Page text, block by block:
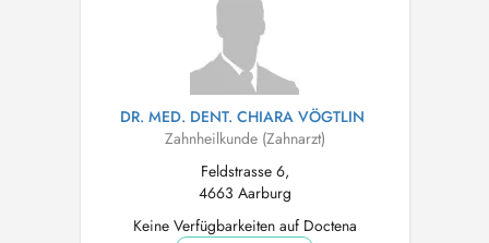
DR. MED. DENT. CHIARA VÖGTLIN
Zahnheilkunde (Zahnarzt)
Feldstrasse 6,
4663 Aarburg
Keine Verfügbarkeiten auf Doctena